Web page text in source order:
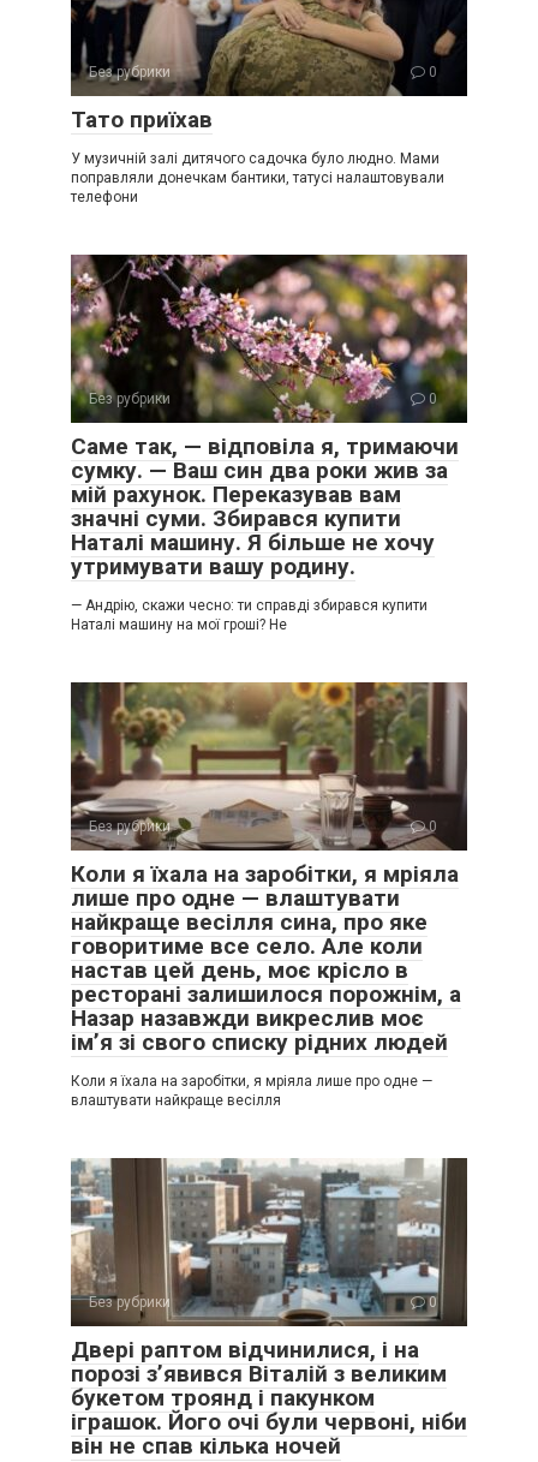
Без рубрики 0
Тато приїхав
У музичній залі дитячого садочка було людно. Мами
поправляли донечкам бантики, татусі налаштовували
телефони
Без рубрики 0
Саме так, — відповіла я, тримаючи
сумку. — Ваш син два роки жив за
мій рахунок. Переказував вам
значні суми. Збирався купити
Наталі машину. Я більше не хочу
утримувати вашу родину.
— Андрію, скажи чесно: ти справді збирався купити
Наталі машину на мої гроші? Не
Без рубрики 0
Коли я їхала на заробітки, я мріяла
лише про одне — влаштувати
найкраще весілля сина, про яке
говоритиме все село. Але коли
настав цей день, моє крісло в
ресторані залишилося порожнім, а
Назар назавжди викреслив моє
ім’я зі свого списку рідних людей
Коли я їхала на заробітки, я мріяла лише про одне —
влаштувати найкраще весілля
Без рубрики 0
Двері раптом відчинилися, і на
порозі з’явився Віталій з великим
букетом троянд і пакунком
іграшок. Його очі були червоні, ніби
він не спав кілька ночей